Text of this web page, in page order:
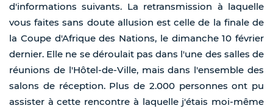
d'informations suivants. La retransmission à laquelle
vous faites sans doute allusion est celle de la finale de
la Coupe d'Afrique des Nations, le dimanche 10 février
dernier. Elle ne se déroulait pas dans l'une des salles de
réunions de l'Hôtel-de-Ville, mais dans l'ensemble des
salons de réception. Plus de 2.000 personnes ont pu
assister à cette rencontre à laquelle j'étais moi-même